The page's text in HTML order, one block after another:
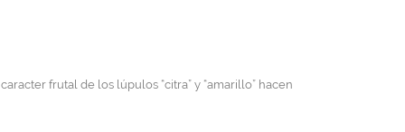
frutal de los lúpulos “citra” y “amarillo” hacen